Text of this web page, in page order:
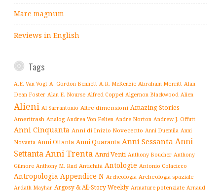
Mare magnum
Reviews in English
Tags
A.E. Van Vogt A. Gordon Bennett A.R. McKenzie Abraham Merritt Alan
Dean Foster Alan E. Nourse Alfred Coppel Algernon Blackwood Alien
Alieni Al Sarrantonio Altre dimensioni Amazing Stories
Ameritrash Analog Andrea Von Felten Andre Norton Andrew J. Offutt
Anni Cinquanta Anni di Inizio Novecento Anni Duemila Anni
Novanta Anni Ottanta Anni Quaranta Anni Sessanta Anni
SettantaAnni Trenta Anni Venti Anthony Boucher Anthony
Gilmore Anthony M. Rud Antichità Antologie Antonio Colacicco
Antropologia Appendice N Archeologia Archeologia spaziale
Ardath Mayhar Argosy & All-Story Weekly Armature potenziate Arnaud